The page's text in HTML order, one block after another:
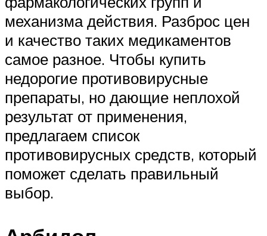
механизма действия. Разброс цен
и качество таких медикаментов
самое разное. Чтобы купить
недорогие противовирусные
препараты, но дающие неплохой
результат от применения,
предлагаем список
противовирусных средств, который
поможет сделать правильный
выбор.